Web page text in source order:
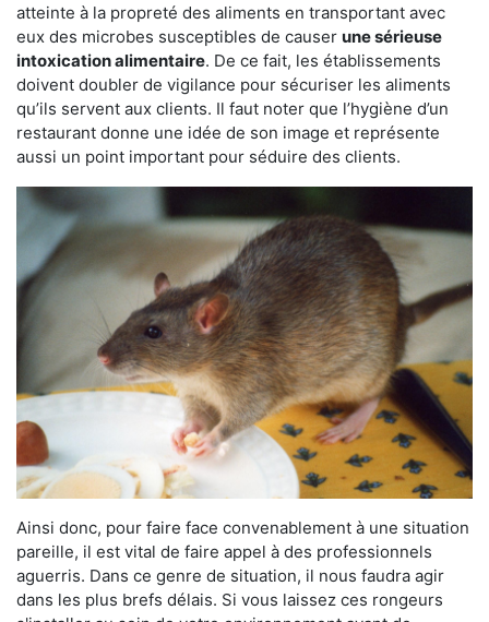
atteinte à la propreté des aliments en transportant avec
eux des microbes susceptibles de causer une sérieuse
intoxication alimentaire. De ce fait, les établissements
doivent doubler de vigilance pour sécuriser les aliments
qu’ils servent aux clients. Il faut noter que l’hygiène d’un
restaurant donne une idée de son image et représente
aussi un point important pour séduire des clients.
Ainsi donc, pour faire face convenablement à une situation
pareille, il est vital de faire appel à des professionnels
aguerris. Dans ce genre de situation, il nous faudra agir
dans les plus brefs délais. Si vous laissez ces rongeurs